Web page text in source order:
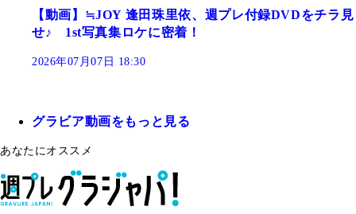
【動画】≒JOY 逢田珠里依、週プレ付録DVDをチラ見
せ♪ 1st写真集ロケに密着！
2026年07月07日 18:30
グラビア動画をもっと見る
あなたにオススメ